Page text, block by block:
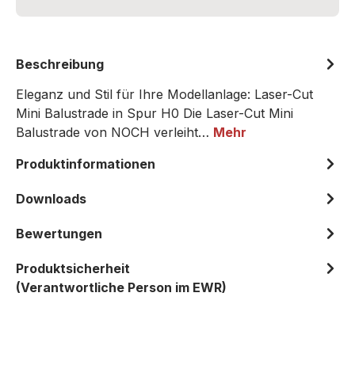
Beschreibung
Eleganz und Stil für Ihre Modellanlage: Laser-Cut
Mini Balustrade in Spur H0 Die Laser-Cut Mini
Balustrade von NOCH verleiht… Mehr
Produktinformationen
Downloads
Bewertungen
Produktsicherheit
(Verantwortliche Person im EWR)